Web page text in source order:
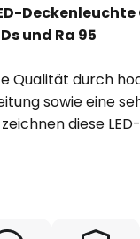
und Ra 95
Qualität durch
sowie eine
diese
langen,
Lichtquellen, die